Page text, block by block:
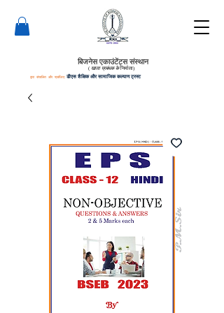
( खाता प्रबंधक केनिर्माता)
बिजनेस एकाउंटेंट्स संस्थान
द्वारा संचालित और प्रबंधित: डीएस शैक्षिक और सामाजिक कल्याण ट्रस्ट